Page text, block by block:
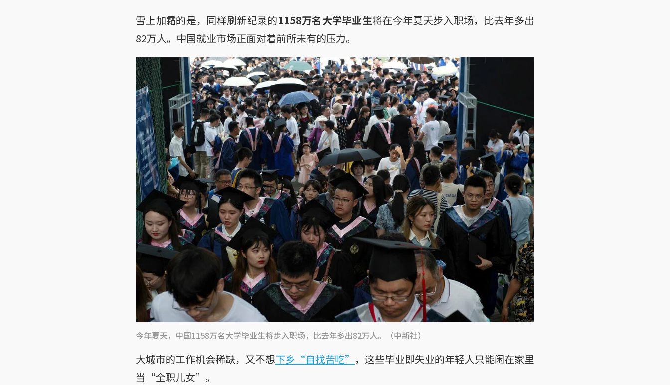
雪上加霜的是，同样刷新纪录的1158万名大学毕业生将在今年夏天步入职场，比去年多出
82万人。中国就业市场正面对着前所未有的压力。
今年夏天，中国1158万名大学毕业生将步入职场，比去年多出82万人。（中新社）
大城市的工作机会稀缺，又不想下乡“自找苦吃” ，这些毕业即失业的年轻人只能闲在家里
当“全职儿女”。